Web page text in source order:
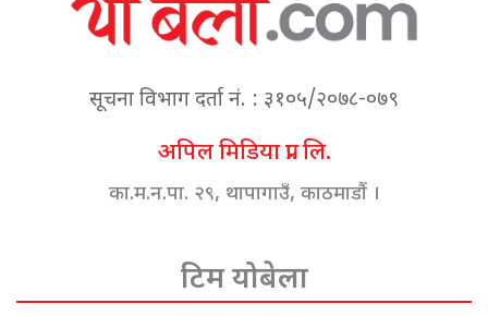
सूचना विभाग दर्ता नं. : ३१०५/२०७८-०७९
अपिल मिडिया प्रा. लि.
का.म.न.पा. २९, थापागाउँ, काठमाडौं ।
टिम योबेला